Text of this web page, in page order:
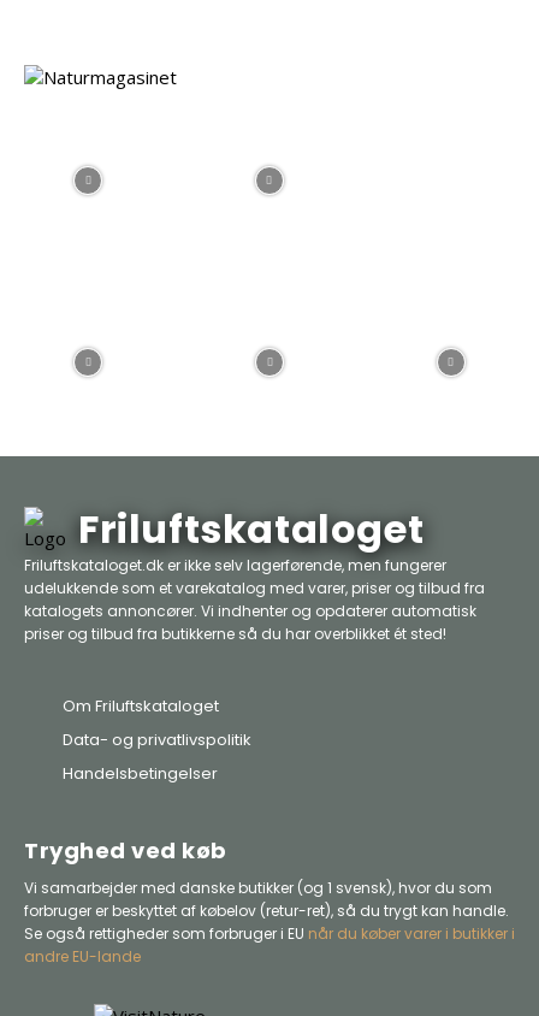
Friluftskataloget
Friluftskataloget.dk er ikke selv lagerførende, men fungerer
udelukkende som et varekatalog med varer, priser og tilbud fra
katalogets annoncører. Vi indhenter og opdaterer automatisk
priser og tilbud fra butikkerne så du har overblikket ét sted!
Om Friluftskataloget
Data- og privatlivspolitik
Handelsbetingelser
Tryghed ved køb
Vi samarbejder med danske butikker (og 1 svensk), hvor du som
forbruger er beskyttet af købelov (retur-ret), så du trygt kan handle.
Se også rettigheder som forbruger i EU når du køber varer i butikker i
andre EU-lande